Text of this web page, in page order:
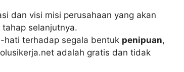
dan visi misi perusahaan yang akan
selanjutnya.
hati terhadap segala bentuk penipuan,
adalah gratis dan tidak